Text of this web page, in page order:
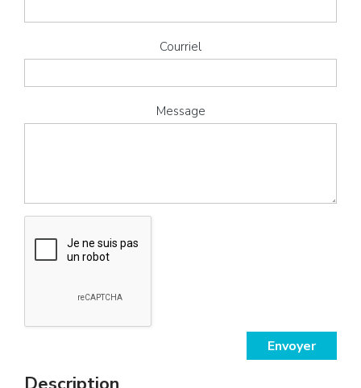
Courriel
Message
Envoyer